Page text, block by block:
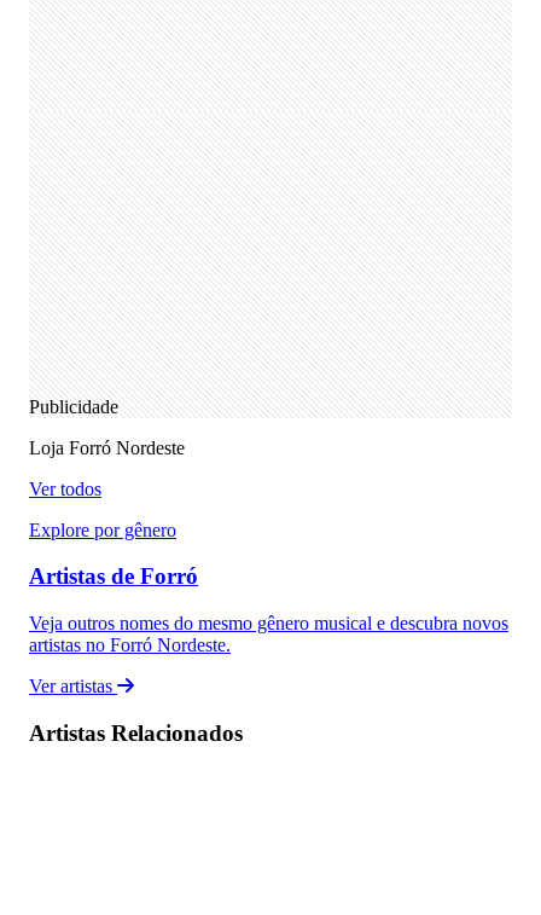
Publicidade
Loja Forró Nordeste
Ver todos
Explore por gênero
Artistas de Forró
Veja outros nomes do mesmo gênero musical e descubra novos
artistas no Forró Nordeste.
Ver artistas
Artistas Relacionados